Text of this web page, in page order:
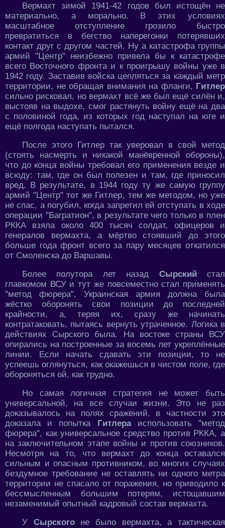
Вермахт зимой 1941-42 годов был истощён не
материально, а морально. В этих условиях
масштабное отступление грозило быстро
превратиться в бегство наперегонки потерявших
контакт друг с другом частей. Ну а катастрофа группы
армий "Центр" неизбежно привела бы к катастрофе
всего Восточного фронта и к проигрышу войны уже в
1942 году. Заставив войска цепляться за каждый метр
территории, не обращая внимания на фланги, Гитлер
сильно рисковал, но вермахт всё же был ещё силён и,
выстояв на выдохе, смог растянуть войну ещё на два
с половиной года, из которых год наступал на юге и
ещё полгода наступать пытался.
После этого Гитлер так уверовал в свой метод
(стоять насмерть и никакой манёвренной обороны),
что до конца войны требовал его применения везде и
всюду: там, где он был полезен и там, где приносил
вред. В результате, в 1944 году ту же самую группу
армий "Центр" тот же Гитлер, тем же методом, но уже
не спас, а погубил, когда запретил ей отступать в ходе
операции "Багратион", в результате чего только в плен
РККА взяла около 400 тысяч солдат, офицеров и
генералов вермахта, а мёртво стоявший до этого
больше года фронт всего за пару месяцев откатился
от Смоленска до Варшавы.
Более полутора лет назад Сырскийстал
главкомом ВСУ и тут же повсеместно стал применять
"метод фюрера". Украинская армия должна была
жёстко оборонять свои позиции до последней
крайности, а, теряя их, сразу же начинать
контратаковать, пытаясь вернуть утраченное. Логика в
действиях Сырского была. На востоке страны ВСУ
опирались на построенные за восемь лет укреплённые
линии. Если начать сдавать эти позиции, то не
успеешь оглянуться, как окажешься в чистом поле, где
обороняться ой, как трудно.
Но самая логичная стратегия не может быть
универсальной, на все случаи жизни. Это не раз
доказывалось на полях сражений, в частности это
доказала и попытка Гитлера использовать "метод
фюрера", как универсальное средство против РККА, а
на заключительном этапе войны и против союзников.
Несмотря на то, что вермахт до конца оставался
сильным и опасным противником, во многих случаях
бездумное требование не оставлять ни одного метра
территории не спасало от поражения, но приводило к
бессмысленным большим потерям, истощавшим
незаменимый опытный кадровый состав вермахта.
У Сырского не было вермахта, а тактическая